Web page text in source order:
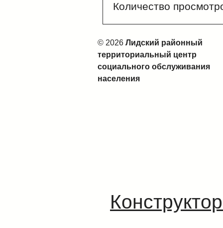
Количество
© 2026 Лидский районный
территориальный центр
социального обслуживания
населения